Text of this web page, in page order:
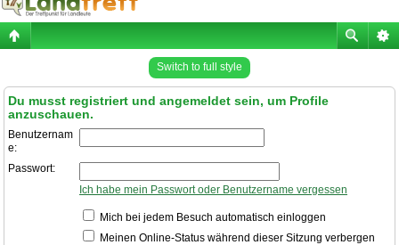
Switch to full style
Du musst registriert und angemeldet sein, um Profile
anzuschauen.
Benutzernam
e:
Passwort:
Ich habe mein Passwort oder Benutzername vergessen
Mich bei jedem Besuch automatisch einloggen
Meinen Online-Status während dieser Sitzung verbergen